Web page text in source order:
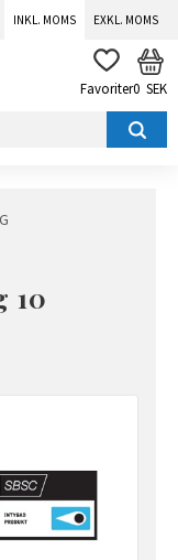
INKL. MOMS EXKL. MOMS
FAVORITER
0 SEK
10